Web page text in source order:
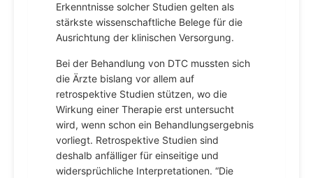
Erkenntnisse solcher Studien gelten als
stärkste wissenschaftliche Belege für die
Ausrichtung der klinischen Versorgung.
Bei der Behandlung von DTC mussten sich
die Ärzte bislang vor allem auf
retrospektive Studien stützen, wo die
Wirkung einer Therapie erst untersucht
wird, wenn schon ein Behandlungsergebnis
vorliegt. Retrospektive Studien sind
deshalb anfälliger für einseitige und
widersprüchliche Interpretationen. “Die